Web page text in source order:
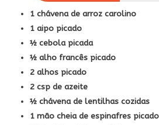
1 chávena de arroz carolino
1 aipo picado
½ cebola picada
½ alho francês picado
2 alhos picado
2 csp de azeite
½ chávena de lentilhas cozidas
1 mão cheia de espinafres